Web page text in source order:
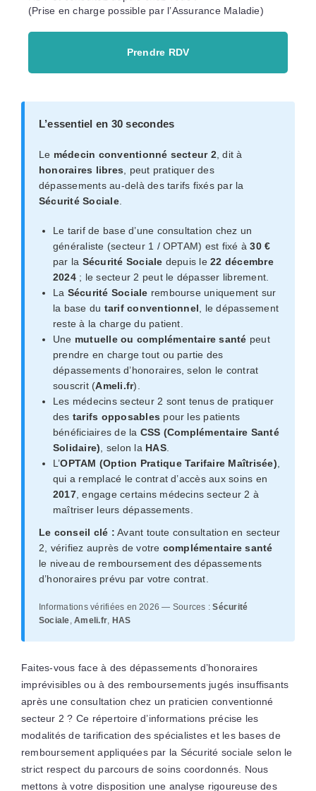
(Prise en charge possible par l’Assurance Maladie)
Prendre RDV
L’essentiel en 30 secondes
Le médecin conventionné secteur 2, dit à
honoraires libres , peut pratiquer des
dépassements au-delà des tarifs fixés par la
Sécurité Sociale.
Le tarif de base d’une consultation chez un
généraliste (secteur 1 / OPTAM) est fixé à30 €
par la Sécurité Sociale depuis le22 décembre
2024; le secteur 2 peut le dépasser librement.
La Sécurité Sociale rembourse uniquement sur
la base du tarif conventionnel , le dépassement
reste à la charge du patient.
Une mutuelle ou complémentaire santé peut
prendre en charge tout ou partie des
dépassements d’honoraires, selon le contrat
souscrit (Ameli.fr).
Les médecins secteur 2 sont tenus de pratiquer
des tarifs opposables pour les patients
bénéficiaires de la CSS (Complémentaire Santé
Solidaire) , selon la HAS.
L’OPTAM (Option Pratique Tarifaire Maîtrisée)
qui a remplacé le contrat d’accès aux soins en
2017, engage certains médecins secteur 2 à
maîtriser leurs dépassements.
Le conseil clé : Avant toute consultation en secteur
2, vérifiez auprès de votre complémentaire santé
le niveau de remboursement des dépassements
d’honoraires prévu par votre contrat.
Informations vérifiées en 2026 — Sources :Sécurité
Sociale,Ameli.fr, HAS
Faites-vous face à des dépassements d’honoraires
imprévisibles ou à des remboursements jugés insuffisants
après une consultation chez un praticien conventionné
secteur 2 ? Ce répertoire d’informations précise les
modalités de tarification des spécialistes et les bases de
remboursement appliquées par la Sécurité sociale selon le
strict respect du parcours de soins coordonnés. Nous
mettons à votre disposition une analyse rigoureuse des